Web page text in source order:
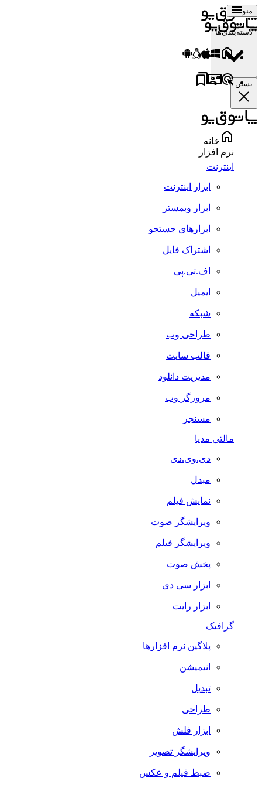
منو
دسته‌بندی‌ها
بستن
خانه
نرم افزار
اینترنت
ابزار اینترنت
ابزار وبمستر
ابزارهای جستجو
اشتراک فایل
اف.تی.پی
ایمیل
شبکه
طراحی وب
قالب سایت
مدیریت دانلود
مرورگر وب
مسنجر
مالتی مدیا
دی.وی.دی
مبدل
نمایش فیلم
ویرایشگر صوت
ویرایشگر فیلم
پخش صوت
ابزار سی دی
ابزار رایت
گرافیک
پلاگین نرم افزارها
انیمیشن
تبدیل
طراحی
ابزار فلش
ویرایشگر تصویر
ضبط فيلم و عكس